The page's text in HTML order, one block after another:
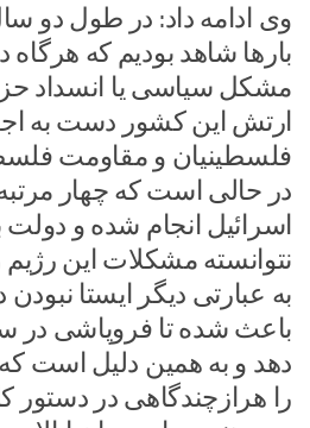
وی ادامه داد: در طول دو
بارها شاهد بودیم که هرگاه
مشکل سیاسی یا انسداد
ارتش این کشور دست به
فلسطینیان و مقاومت
در حالی است که چهار مرتبه
اسرائیل انجام شده و دولت
نتوانسته مشکلات این
به عبارتی دیگر ایستا
باعث شده تا فروپاشی در
دهد و به همین دلیل است
را هرازچندگاهی در دستور